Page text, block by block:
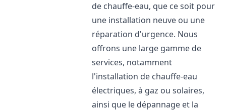
de chauffe-eau, que ce soit pour
une installation neuve ou une
réparation d'urgence. Nous
offrons une large gamme de
services, notamment
l'installation de chauffe-eau
électriques, à gaz ou solaires,
ainsi que le dépannage et la